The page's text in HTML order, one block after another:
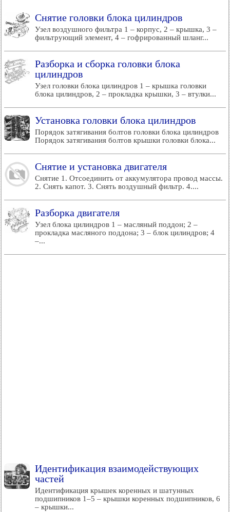
Снятие головки блока цилиндров
Узел воздушного фильтра 1 – корпус, 2 – крышка, 3 –
фильтрующий элемент, 4 – гофрированный шланг...
Разборка и сборка головки блока
цилиндров
Узел головки блока цилиндров 1 – крышка головки
блока цилиндров, 2 – прокладка крышки, 3 – втулки...
Установка головки блока цилиндров
Порядок затягивания болтов головки блока цилиндров
Порядок затягивания болтов крышки головки блока...
Снятие и установка двигателя
Снятие 1. Отсоединить от аккумулятора провод массы.
2. Снять капот. 3. Снять воздушный фильтр. 4....
Разборка двигателя
Узел блока цилиндров 1 – масляный поддон; 2 –
прокладка масляного поддона; 3 – блок цилиндров; 4
–...
Идентификация взаимодействующих
частей
Идентификация крышек коренных и шатунных
подшипников 1–5 – крышки коренных подшипников, 6
– крышки...